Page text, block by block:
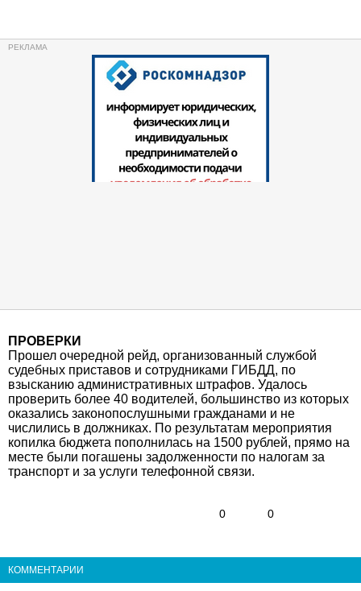
ПРОВЕРКИ
Прошел очередной рейд, организованный службой
судебных приставов и сотрудниками ГИБДД, по
взысканию административных штрафов. Удалось
проверить более 40 водителей, большинство из которых
оказались законопослушными гражданами и не
числились в должниках. По результатам мероприятия
копилка бюджета пополнилась на 1500 рублей, прямо на
месте были погашены задолженности по налогам за
транспорт и за услуги телефонной связи.
0 0
КОММЕНТАРИИ